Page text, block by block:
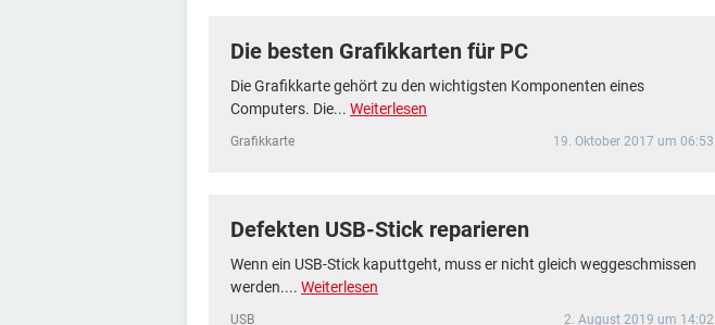
Die besten Grafikkarten für PC
Die Grafikkarte gehört zu den wichtigsten Komponenten eines
Computers. Die... Weiterlesen
Grafikkarte 19. Oktober 2017 um 06:53
Defekten USB-Stick reparieren
Wenn ein USB-Stick kaputtgeht, muss er nicht gleich weggeschmissen
werden.... Weiterlesen
USB 2. August 2019 um 14:02